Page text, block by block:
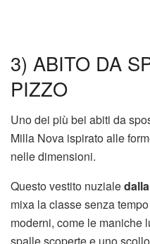
3) ABITO DA
PIZZO
Uno dei più bei abiti da
Milla Nova ispirato alle
nelle dimensioni.
Questo vestito nuziale
mixa la classe senza
moderni, come le maniche